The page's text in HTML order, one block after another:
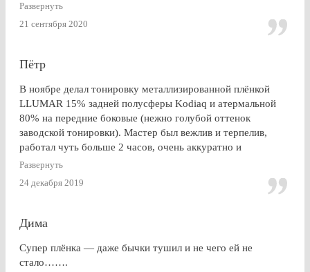
Развернуть
21 сентября 2020
Пётр
В ноябре делал тонировку металлизированной плёнкой
LLUMAR 15% задней полусферы Kodiaq и атермальной
80% на передние боковые (нежно голубой оттенок
заводской тонировки). Мастер был вежлив и терпелив,
работал чуть больше 2 часов, очень аккуратно и
профессионально. Результат на 5+ ! Особенно приятно
получить гарантию на работу и плёнку. Отдельное спасибо
за консультацию, как до работ, так по их завершении!
Развернуть
24 декабря 2019
Дима
Супер плёнка — даже бычки тушил и не чего ей не
стало…….